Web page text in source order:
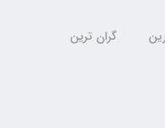
گران ترین